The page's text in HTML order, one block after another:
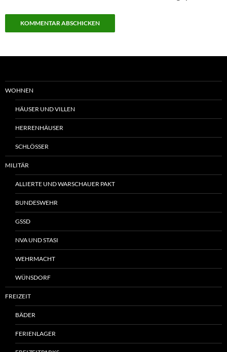
WOHNEN
HÄUSER UND VILLEN
HERRENHÄUSER
SCHLÖSSER
MILITÄR
ALLIERTE UND WARSCHAUER PAKT
BUNDESWEHR
GSSD
NVA UND STASI
WEHRMACHT
WÜNSDORF
FREIZEIT
BÄDER
FERIENLAGER